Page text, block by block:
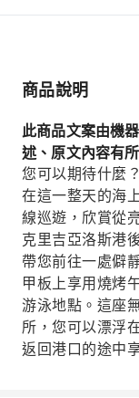
住的小島是
享用美味的
商品說明
此商品文案由機
述、原文內容有
您可以期待什麼？
在這一整天的海
線巡遊，欣賞從
克里吉亞洛斯港
帶您前往一處僻
甲板上享用燒烤
游泳地點。這座
所，您可以漂浮
返回港口的途中